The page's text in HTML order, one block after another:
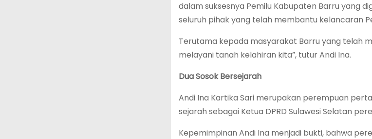
dalam suksesnya Pemilu Kabupaten Barru yang
seluruh pihak yang telah membantu kelancaran
Terutama kepada masyarakat Barru yang telah
melayani tanah kelahiran kita”, tutur Andi Ina.
Dua Sosok Bersejarah
Andi Ina Kartika Sari merupakan perempuan
sejarah sebagai Ketua DPRD Sulawesi Selatan
Kepemimpinan Andi Ina menjadi bukti, bahwa